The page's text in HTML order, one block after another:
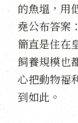
的魚塭，用
堯公布答案
簡直是住在
飼養規模也
心把動物福
到如此。